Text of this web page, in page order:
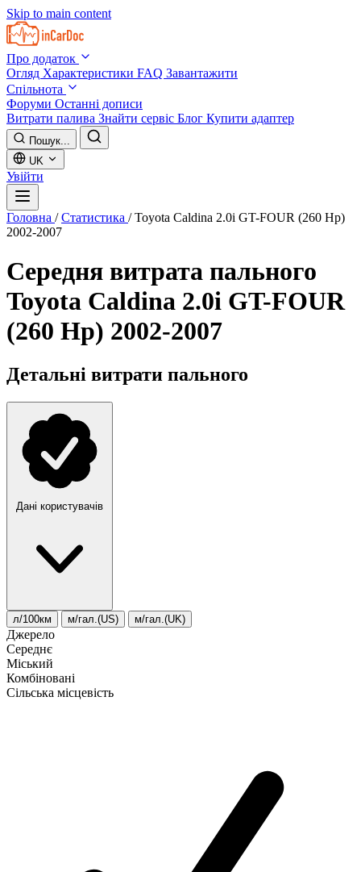
Skip to main content
Про додаток
Огляд Характеристики FAQ Завантажити
Спільнота
Форуми Останні дописи
Витрати палива Знайти сервіс Блог Купити адаптер
Пошук...
UK
Увійти
Головна / Статистика / Toyota Caldina 2.0i GT-FOUR (260 Hp)
2002-2007
Середня витрата пального
Toyota Caldina 2.0i GT-FOUR
(260 Hp) 2002-2007
Детальні витрати пального
Дані користувачів
л/100км м/гал.(US) м/гал.(UK)
Джерело
Середнє
Міський
Комбіновані
Сільська місцевість